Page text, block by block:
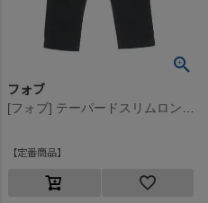
フォブ
定番商品